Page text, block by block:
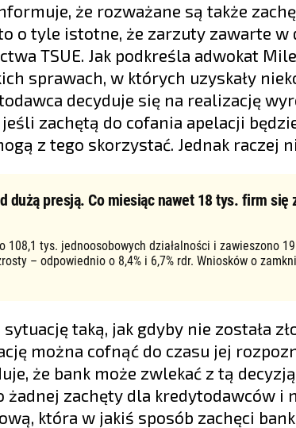
że rozważane są także
o tyle istotne, że zarzuty zawarte w
TSUE. Jak podkreśla adwokat
sprawach, w których uzyskały
decyduje się na realizację
zachętą do cofania apelacji
z tego skorzystać. Jednak raczej
dużą presją. Co miesiąc nawet 18 tys. firm
108,1 tys. jednoosobowych działalności i zawieszono
– odpowiednio o 8,4% i 6,7% rdr. Wniosków o
taką, jak gdyby nie została
można cofnąć do czasu jej
że bank może zwlekać z tą
zachęty dla kredytodawców i
która w jakiś sposób zachęci